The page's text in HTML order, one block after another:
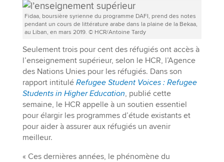
Fidaa, boursière syrienne du programme DAFI, prend des notes
pendant un cours de littérature arabe dans la plaine de la Bekaa,
au Liban, en mars 2019. © HCR/Antoine Tardy
Seulement trois pour cent des réfugiés ont accès à
l’enseignement supérieur, selon le HCR, l’Agence
des Nations Unies pour les réfugiés. Dans son
rapport intitulé Refugee Student Voices : Refugee
Students in Higher Education, publié cette
semaine, le HCR appelle à un soutien essentiel
pour élargir les programmes d’étude existants et
pour aider à assurer aux réfugiés un avenir
meilleur.
« Ces dernières années, le phénomène du